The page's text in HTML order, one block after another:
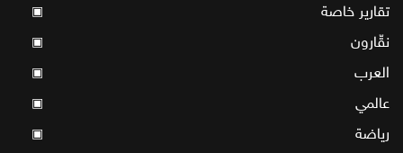
تقارير خاصة ▣
نقّارون ▣
العرب ▣
عالمي ▣
رياضة ▣